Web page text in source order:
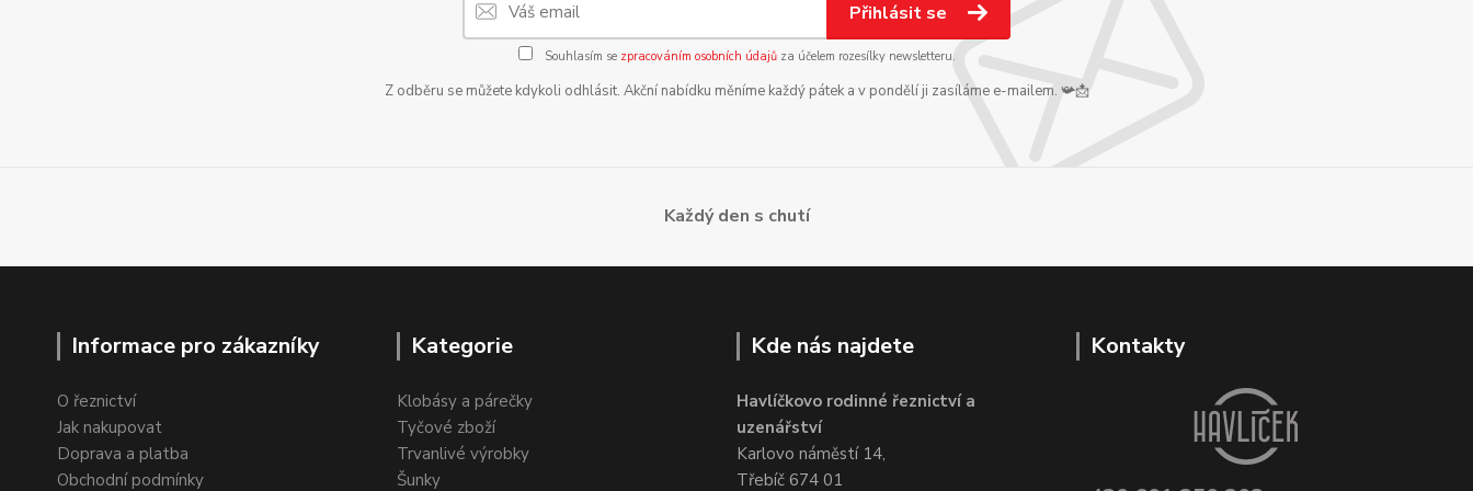
Přihlásit se
Souhlasím se zpracováním osobních údajůza účelem rozesílky newsletteru.
Z odběru se můžete kdykoli odhlásit. Akční nabídku měníme každý pátek a v pondělí ji zasíláme e-mailem. 📯📩
Každý den s chutí
Informace pro zákazníky
O řeznictví
Jak nakupovat
Doprava a platba
Obchodní podmínky
Kategorie
Klobásy a párečky
Tyčové zboží
Trvanlivé výrobky
Šunky
Kde nás najdete
Havlíčkovo rodinné řeznictví a
uzenářství
Karlovo náměstí 14,
Třebíč 674 01
Kontakty